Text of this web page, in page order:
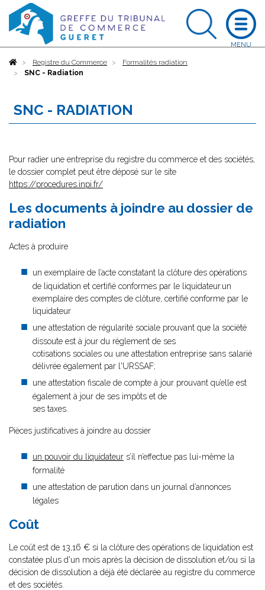
AccueilRegistre du Commerce
Formalités radiation
SNC - Radiation
SNC - RADIATION
Pour radier une entreprise du registre du commerce et des sociétés,
le dossier complet peut être déposé sur le site
https://procedures.inpi.fr/
Les documents à joindre au dossier de
radiation
Actes à produire
un exemplaire de l’acte constatant la clôture des opérations
de liquidation et certifié conformes par le liquidateur.un
exemplaire des comptes de clôture, certifié conforme par le
liquidateur
une attestation de régularité sociale prouvant que la société
dissoute est à jour du règlement de ses
cotisations sociales ou une attestation entreprise sans salarié
délivrée également par l'URSSAF;
une attestation fiscale de compte à jour prouvant qu’elle est
également à jour de ses impôts et de
ses taxes.
Pièces justificatives à joindre au dossier
un pouvoir du liquidateur s’il n’effectue pas lui-même la
formalité
une attestation de parution dans un journal d’annonces
légales
Coût
Le coût est de 13,16 € si la clôture des opérations de liquidation est
constatée plus d'un mois après la décision de dissolution et/ou si la
décision de dissolution a déjà été déclarée au registre du commerce
et des sociétés.